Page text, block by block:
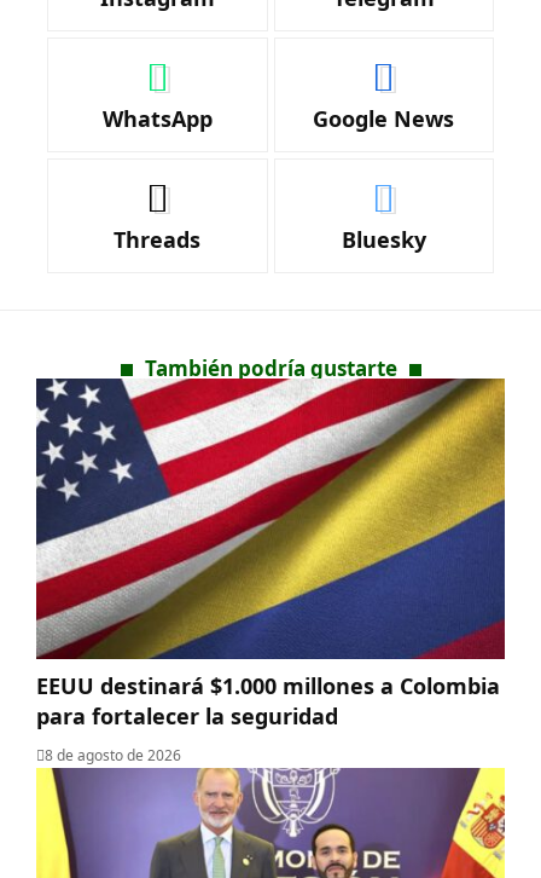
WhatsApp Google News
Threads Bluesky
También podría gustarte
EEUU destinará $1.000 millones a Colombia
para fortalecer la seguridad
8 de agosto de 2026